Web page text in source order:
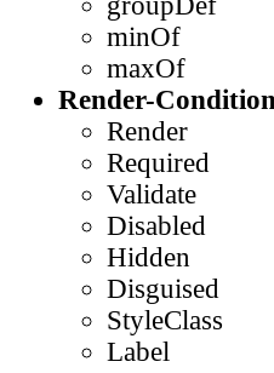
minOf
maxOf
Render-
Render
Required
Validate
Disabled
Hidden
Disguised
StyleClass
Label